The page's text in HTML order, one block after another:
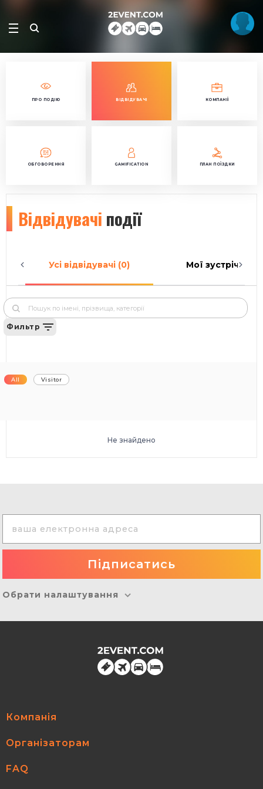
ПРО ПОДІЮ ВІДВІДУВАЧІ КОМПАНІЇ
ОБГОВОРЕННЯ GAMIFICATION ПЛАН ПОЇЗДКИ
Відвідувачі події
Усі відвідувачі (0) Мої зустрічі (0)
Фильтр
All Visitor
Не знайдено
Обрати налаштування
Компанія
Організаторам
FAQ